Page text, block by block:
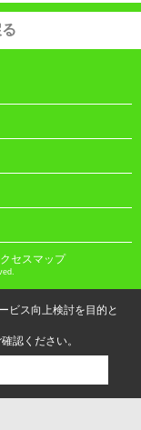
クセスマップ
ビス向上検討を目的と
認ください。